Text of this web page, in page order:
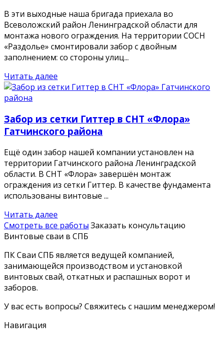
В эти выходные наша бригада приехала во
Всеволожский район Ленинградской области для
монтажа нового ограждения. На территории СОСН
«Раздолье» смонтировали забор с двойным
заполнением: со стороны улиц...
Читать далее
Забор из сетки Гиттер в СНТ «Флора»
Гатчинского района
Ещё один забор нашей компании установлен на
территории Гатчинского района Ленинградской
области. В СНТ «Флора» завершён монтаж
ограждения из сетки Гиттер. В качестве фундамента
использованы винтовые ...
Читать далее
Смотреть все работы Заказать консультацию
Винтовые сваи в СПБ
ПК Сваи СПБ является ведущей компанией,
занимающейся производством и установкой
винтовых свай, откатных и распашных ворот и
заборов.
У вас есть вопросы? Свяжитесь с нашим менеджером!
Навигация